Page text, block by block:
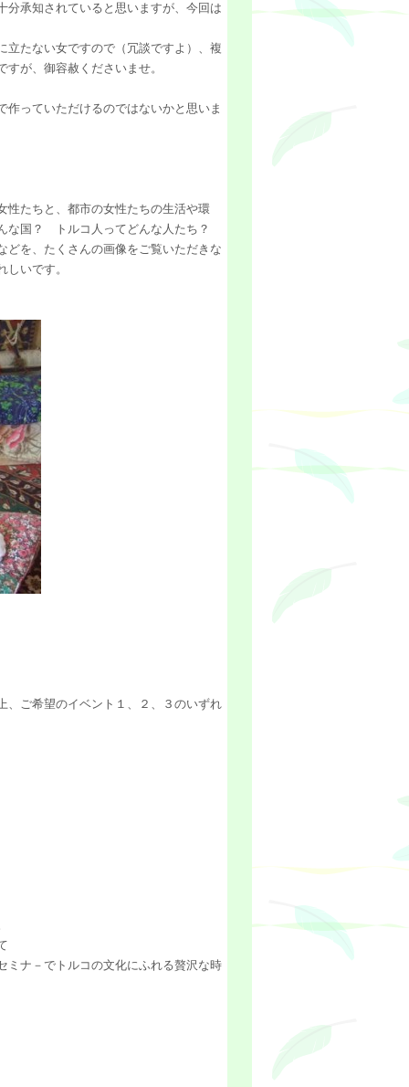
分承知されていると思いますが、今回は
立たない女ですので（冗談ですよ）、複
が、御容赦くださいませ。
っていただけるのではないかと思いま
性たちと、都市の女性たちの生活や環
な国？ トルコ人ってどんな人たち？
どを、たくさんの画像をご覧いただきな
いです。
、ご希望のイベント１、２、３のいずれ
ミナ－でトルコの文化にふれる贅沢な時